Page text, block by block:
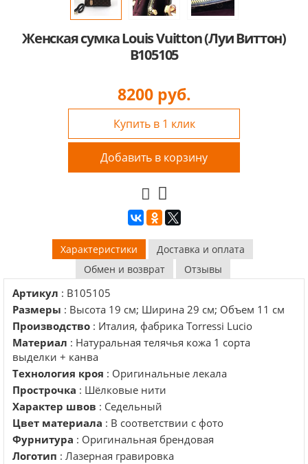
Женская сумка Louis Vuitton (Луи Виттон)
B105105
8200руб.
Купить в 1 клик
Добавить в корзину
Характеристики
Доставка и оплата
Обмен и возврат
Отзывы
Артикул : B105105
Размеры : Высота 19 см; Ширина 29 см; Объем 11 см
Производство : Италия, фабрика Torressi Lucio
Материал : Натуральная телячья кожа 1 сорта
выделки + канва
Технология кроя : Оригинальные лекала
Прострочка : Шёлковые нити
Характер швов : Седельный
Цвет материала : В соответствии с фото
Фурнитура : Оригинальная брендовая
Логотип : Лазерная гравировка